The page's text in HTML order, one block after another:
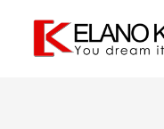
content